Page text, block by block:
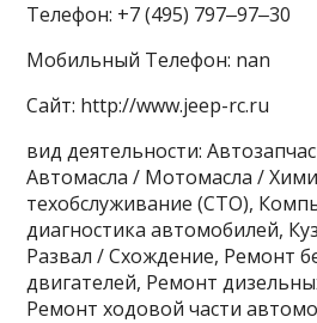
Телефон: +7 (495) 797‒97‒30
Мобильный Телефон: nan
Сайт: http://www.jeep-rc.ru
вид деятельности:
Автомасла / Мотомасла /
техобслуживание (СТО),
диагностика автомобилей,
Развал / Схождение, Ремонт
двигателей, Ремонт
Ремонт ходовой части